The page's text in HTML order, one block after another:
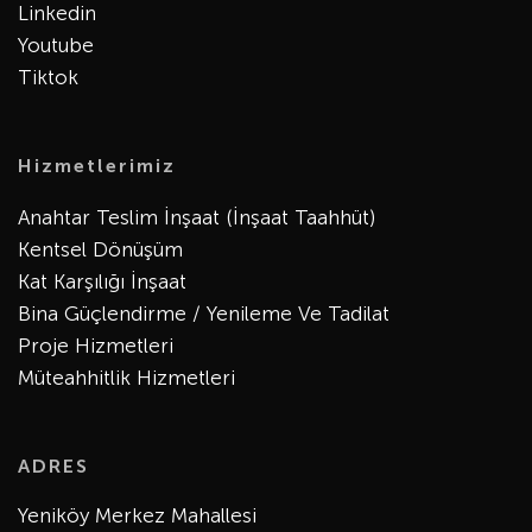
Linkedin
Youtube
Tiktok
Hizmetlerimiz
Anahtar Teslim İnşaat (İnşaat Taahhüt)
Kentsel Dönüşüm
Kat Karşılığı İnşaat
Bina Güçlendirme / Yenileme Ve Tadilat
Proje Hizmetleri
Müteahhitlik Hizmetleri
ADRES
Yeniköy Merkez Mahallesi